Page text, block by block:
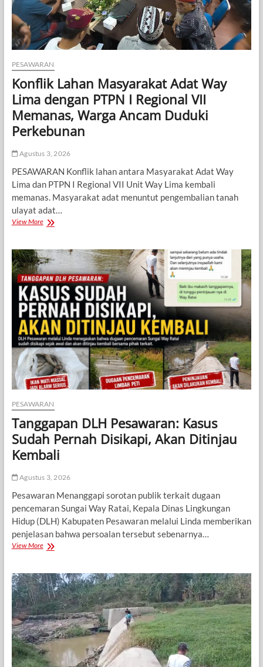
PESAWARAN
Konflik Lahan Masyarakat Adat Way
Lima dengan PTPN I Regional VII
Memanas, Warga Ancam Duduki
Perkebunan
Agustus 3, 2026
PESAWARAN Konflik lahan antara Masyarakat Adat Way
Lima dan PTPN I Regional VII Unit Way Lima kembali
memanas. Masyarakat adat menuntut pengembalian tanah
ulayat adat…
View MoreKonflik
Adat
Way
Lima
dengan
PTPN
I
Regional
VII
Memanas,
Warga
Ancam
Duduki
Perkebunan
PESAWARAN
Tanggapan DLH Pesawaran: Kasus
Sudah Pernah Disikapi, Akan Ditinjau
Kembali
Agustus 3, 2026
Pesawaran Menanggapi sorotan publik terkait dugaan
pencemaran Sungai Way Ratai, Kepala Dinas Lingkungan
Hidup (DLH) Kabupaten Pesawaran melalui Linda memberikan
penjelasan bahwa persoalan tersebut sebenarnya…
View MoreTanggapan
Kasus
Sudah
Pernah
Disikapi,
Akan
Ditinjau
Kembali